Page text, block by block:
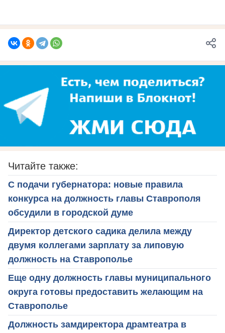
Читайте также:
С подачи губернатора: новые правила
конкурса на должность главы Ставрополя
обсудили в городской думе
Директор детского садика делила между
двумя коллегами зарплату за липовую
должность на Ставрополье
Еще одну должность главы муниципального
округа готовы предоставить желающим на
Ставрополье
Должность замдиректора драмтеатра в